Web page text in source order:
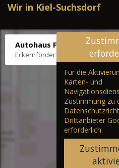
Wir in Kiel-Suchsdorf
Autohaus Fräter
Eckernförder Str. /Klausbrooker
Für die
Karten- und
Zustimmung zu
Drittanbieter
erforderlich.